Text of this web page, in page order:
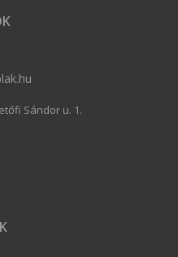
Sándor u. 1.